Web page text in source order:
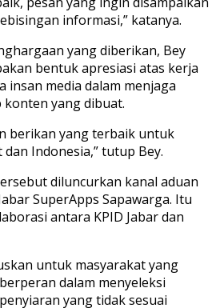
informasi,” katanya.
yang diberikan, Bey
bentuk apresiasi atas kerja
insan media dalam menjaga
yang dibuat.
berikan yang terbaik untuk
Indonesia,” tutup Bey.
diluncurkan kanal aduan
SuperApps Sapawarga. Itu
antara KPID Jabar dan
untuk masyarakat yang
dalam menyeleksi
yang tidak sesuai